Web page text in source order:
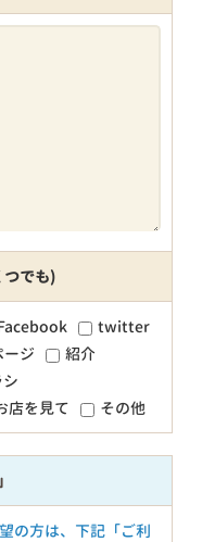
でも)
twitter
ージ
紹介
店を見て その他
の方は、下記「ご利